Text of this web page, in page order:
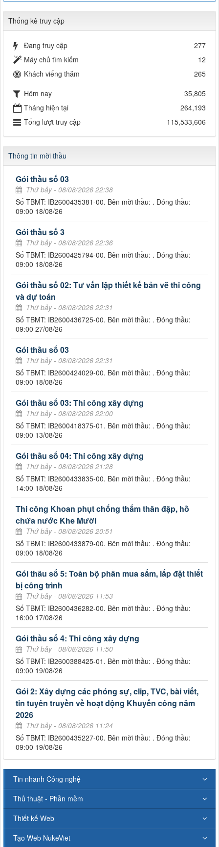
Thống kê truy cập
Đang truy cập
277
Máy chủ tìm kiếm
12
Khách viếng thăm
265
Hôm nay
35,805
Tháng hiện tại
264,193
Tổng lượt truy cập
115,533,606
Thông tin mời thầu
Gói thầu số 03
Thứ bảy - 08/08/2026 22:38
Số TBMT: IB2600435381-00. Bên mời thầu: . Đóng thầu:
09:00 18/08/26
Gói thầu số 3
Thứ bảy - 08/08/2026 22:36
Số TBMT: IB2600425794-00. Bên mời thầu: . Đóng thầu:
09:00 18/08/26
Gói thầu số 02: Tư vấn lập thiết kế bản vẽ thi công
và dự toán
Thứ bảy - 08/08/2026 22:31
Số TBMT: IB2600436725-00. Bên mời thầu: . Đóng thầu:
09:00 27/08/26
Gói thầu số 03
Thứ bảy - 08/08/2026 22:31
Số TBMT: IB2600424029-00. Bên mời thầu: . Đóng thầu:
09:00 18/08/26
Gói thầu số 03: Thi công xây dựng
Thứ bảy - 08/08/2026 22:00
Số TBMT: IB2600418375-01. Bên mời thầu: . Đóng thầu:
09:00 13/08/26
Gói thầu số 04: Thi công xây dựng
Thứ bảy - 08/08/2026 21:28
Số TBMT: IB2600433835-00. Bên mời thầu: . Đóng thầu:
14:00 18/08/26
Thi công Khoan phụt chống thấm thân đập, hồ
chứa nước Khe Mười
Thứ bảy - 08/08/2026 20:51
Số TBMT: IB2600433879-00. Bên mời thầu: . Đóng thầu:
09:00 18/08/26
Gói thầu số 5: Toàn bộ phần mua sắm, lắp đặt thiết
bị công trình
Thứ bảy - 08/08/2026 11:53
Số TBMT: IB2600436282-00. Bên mời thầu: . Đóng thầu:
16:00 17/08/26
Gói thầu số 4: Thi công xây dựng
Thứ bảy - 08/08/2026 11:50
Số TBMT: IB2600388425-01. Bên mời thầu: . Đóng thầu:
09:00 19/08/26
Gói 2: Xây dựng các phóng sự, clip, TVC, bài viết,
tin tuyên truyền về hoạt động Khuyến công năm
2026
Thứ bảy - 08/08/2026 11:24
Số TBMT: IB2600435227-00. Bên mời thầu: . Đóng thầu:
09:00 19/08/26
Tin nhanh Công nghệ
Thủ thuật - Phần mềm
Thiết kế Web
Tạo Web NukeViet